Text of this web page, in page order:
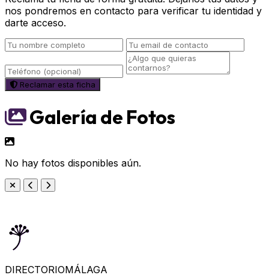
nos pondremos en contacto para verificar tu identidad y
darte acceso.
Reclamar esta ficha
Galería de Fotos
No hay fotos disponibles aún.
DIRECTORIOMÁLAGA